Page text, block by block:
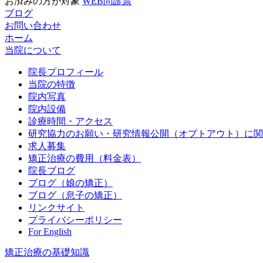
ブログ
お問い合わせ
ホーム
当院について
院長プロフィール
当院の特徴
院内写真
院内設備
診療時間・アクセス
研究協力のお願い・研究情報公開（オプトアウト）に
求人募集
矯正治療の費用（料金表）
院長ブログ
ブログ（娘の矯正）
ブログ（息子の矯正）
リンクサイト
プライバシーポリシー
For English
矯正治療の基礎知識